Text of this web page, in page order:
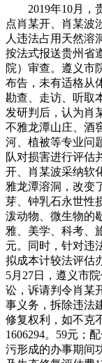
2019年10月，贵
点肖某开、肖某波
人违法占用天然溶
按法式报送贵州省
院）审查。遵义市
布告，未有适格从
勘查、走访、听取
发研判后，认为肖
不雅龙潭山庄、酒
河、植被等专业问
队对损害进行评估
开、肖某波采纳软
雅龙潭溶洞，改变
芽、钟乳石永世性
泼动物、微生物的
雅、美学、科考、
元。同时，针对违
拟成本计较法评估
5月27日，遵义市
讼，诉请判令肖某
事义务，拆除违法
修复权利，如不克
1606294。59元；
污形成的办事期间